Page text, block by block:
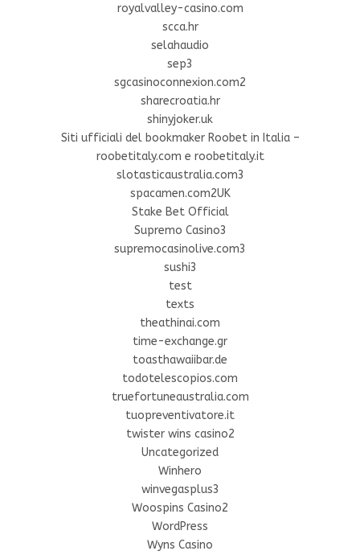
royalvalley-casino.com
scca.hr
selahaudio
sep3
sgcasinoconnexion.com2
sharecroatia.hr
shinyjoker.uk
Siti ufficiali del bookmaker Roobet in Italia –
roobetitaly.com e roobetitaly.it
slotasticaustralia.com3
spacamen.com2UK
Stake Bet Official
Supremo Casino3
supremocasinolive.com3
sushi3
test
texts
theathinai.com
time-exchange.gr
toasthawaiibar.de
todotelescopios.com
truefortuneaustralia.com
tuopreventivatore.it
twister wins casino2
Uncategorized
Winhero
winvegasplus3
Woospins Casino2
WordPress
Wyns Casino